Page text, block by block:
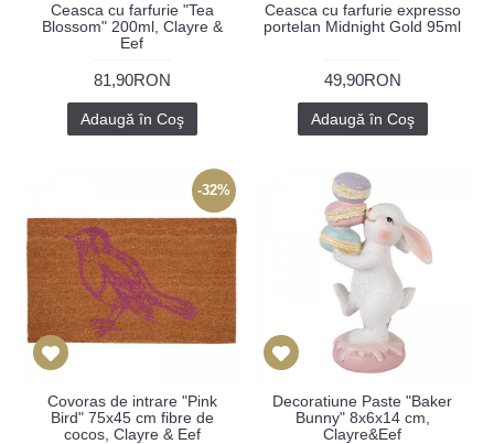
Ceasca cu farfurie "Tea
Blossom" 200ml, Clayre &
Eef
81,90RON
Adaugă în Coş
Ceasca cu farfurie expresso
portelan Midnight Gold 95ml
49,90RON
Adaugă în Coş
-32%
Covoras de intrare "Pink
Bird" 75x45 cm fibre de
cocos, Clayre & Eef
Decoratiune Paste "Baker
Bunny" 8x6x14 cm,
Clayre&Eef